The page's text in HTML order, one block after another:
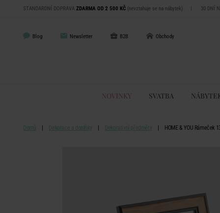
STANDARDNÍ DOPRAVA ZDARMA OD 2 500 KČ (nevztahuje se na nábytek) | 30 DNÍ
Blog Newsletter B2B Obchody
NOVINKY SVATBA
Domů Dekorace a doplňky Dekorativní předměty HOME & YOU Rámeček